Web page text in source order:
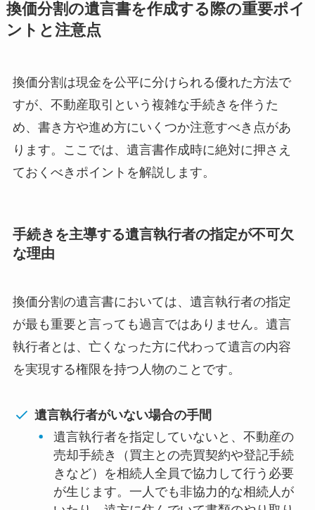
換価分割の遺言書を作成する際の重要ポイ
ントと注意点
換価分割は現金を公平に分けられる優れた方法で
すが、不動産取引という複雑な手続きを伴うた
め、書き方や進め方にいくつか注意すべき点があ
ります。ここでは、遺言書作成時に絶対に押さえ
ておくべきポイントを解説します。
手続きを主導する遺言執行者の指定が不可欠
な理由
換価分割の遺言書においては、遺言執行者の指定
が最も重要と言っても過言ではありません。遺言
執行者とは、亡くなった方に代わって遺言の内容
を実現する権限を持つ人物のことです。
遺言執行者がいない場合の手間
遺言執行者を指定していないと、不動産の
売却手続き（買主との売買契約や登記手続
きなど）を相続人全員で協力して行う必要
が生じます。一人でも非協力的な相続人が